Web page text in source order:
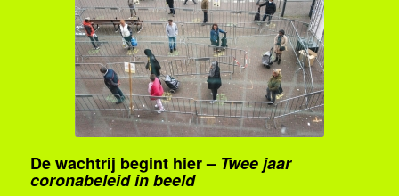
De wachtrij begint hier – Twee jaar
coronabeleid in beeld